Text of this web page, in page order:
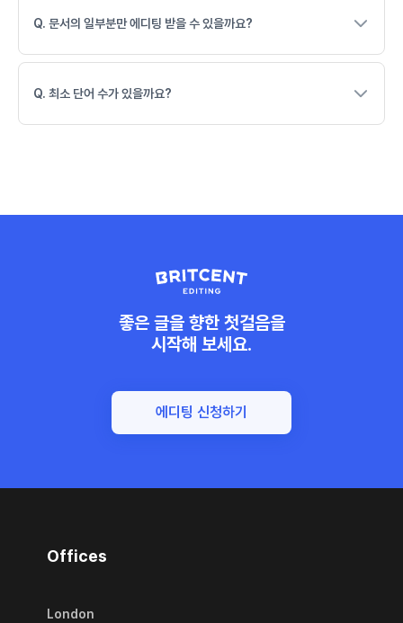
Q. 문서의 일부분만 에디팅 받을 수 있을까요?
Q. 최소 단어 수가 있을까요?
좋은 글을 향한 첫걸음을
시작해 보세요.
에디팅 신청하기
Offices
London